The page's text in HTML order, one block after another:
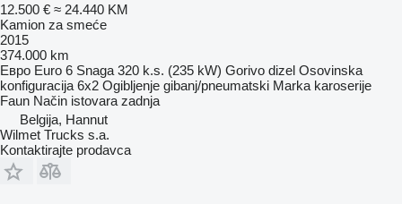
12.500 € ≈ 24.440 KM
Kamion za smeće
2015
374.000 km
Евро Euro 6 Snaga 320 k.s. (235 kW) Gorivo dizel Osovinska
konfiguracija 6x2 Ogibljenje gibanj/pneumatski Marka karoserije
Faun Način istovara zadnja
Belgija, Hannut
Wilmet Trucks s.a.
Kontaktirajte prodavca